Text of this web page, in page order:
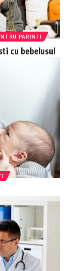
PARINTI
cu bebelusul